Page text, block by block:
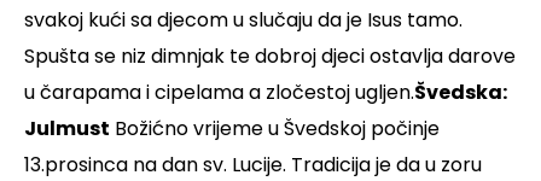
svakoj kući sa djecom u slučaju da je Isus tamo.
Spušta se niz dimnjak te dobroj djeci ostavlja darove
u čarapama i cipelama a zločestoj ugljen.Švedska:
Julmust Božićno vrijeme u Švedskoj počinje
13.prosinca na dan sv. Lucije. Tradicija je da u zoru